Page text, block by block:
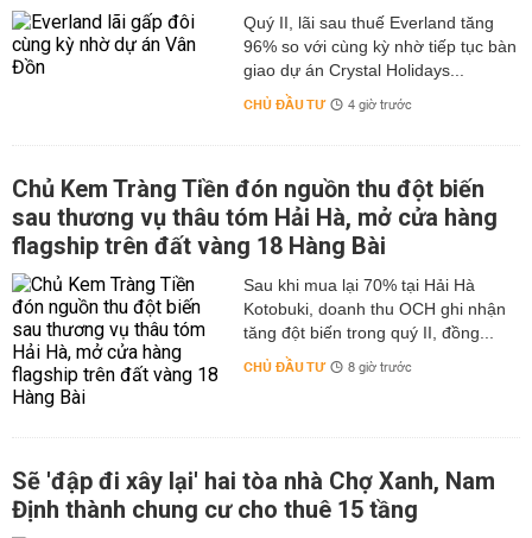
Quý II, lãi sau thuế Everland tăng
96% so với cùng kỳ nhờ tiếp tục bàn
giao dự án Crystal Holidays...
CHỦ ĐẦU TƯ 4 giờ trước
Chủ Kem Tràng Tiền đón nguồn thu đột biến
sau thương vụ thâu tóm Hải Hà, mở cửa hàng
flagship trên đất vàng 18 Hàng Bài
Sau khi mua lại 70% tại Hải Hà
Kotobuki, doanh thu OCH ghi nhận
tăng đột biến trong quý II, đồng...
CHỦ ĐẦU TƯ 8 giờ trước
Sẽ 'đập đi xây lại' hai tòa nhà Chợ Xanh, Nam
Định thành chung cư cho thuê 15 tầng